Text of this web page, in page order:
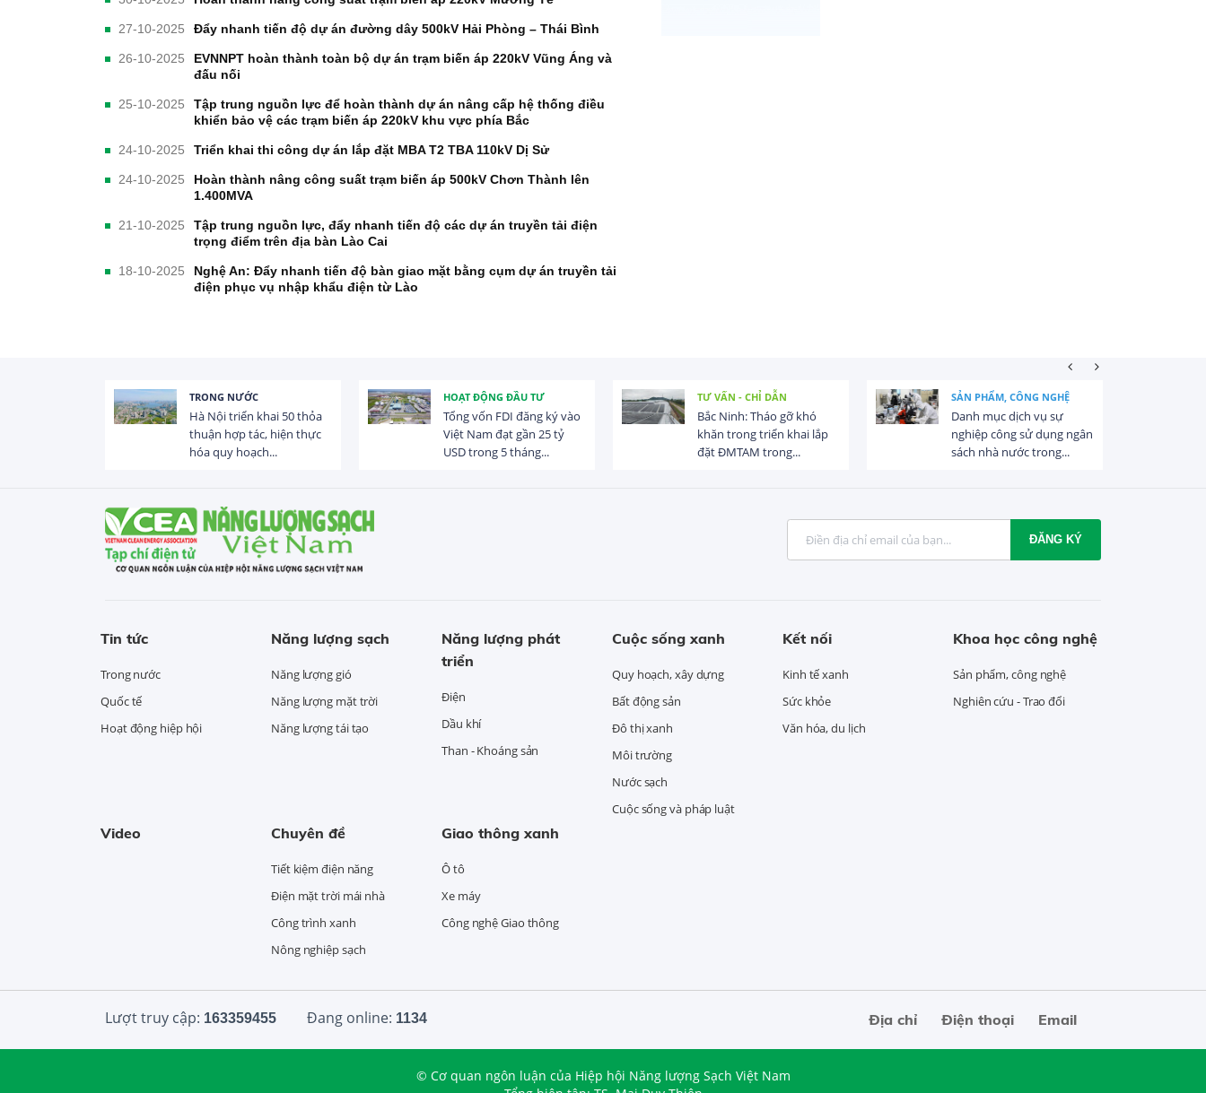
27-10-2025 Đẩy nhanh tiến độ dự án đường dây 500kV Hải Phòng – Thái Bình
26-10-2025
EVNNPT hoàn thành toàn bộ dự án trạm biến áp 220kV Vũng Áng và
đấu nối
25-10-2025
Tập trung nguồn lực để hoàn thành dự án nâng cấp hệ thống điều
khiển bảo vệ các trạm biến áp 220kV khu vực phía Bắc
24-10-2025 Triển khai thi công dự án lắp đặt MBA T2 TBA 110kV Dị Sử
24-10-2025
Hoàn thành nâng công suất trạm biến áp 500kV Chơn Thành lên
1.400MVA
21-10-2025
Tập trung nguồn lực, đẩy nhanh tiến độ các dự án truyền tải điện
trọng điểm trên địa bàn Lào Cai
18-10-2025
Nghệ An: Đẩy nhanh tiến độ bàn giao mặt bằng cụm dự án truyền tải
điện phục vụ nhập khẩu điện từ Lào
TRONG NƯỚC
Hà Nội triển khai 50 thỏa
thuận hợp tác, hiện thực
hóa quy hoạch...
HOẠT ĐỘNG ĐẦU TƯ
Tổng vốn FDI đăng ký vào
Việt Nam đạt gần 25 tỷ
USD trong 5 tháng...
TƯ VẤN - CHỈ DẪN
Bắc Ninh: Tháo gỡ khó
khăn trong triển khai lắp
đặt ĐMTAM trong...
SẢN PHẨM, CÔNG NGHỆ
Danh mục dịch vụ sự
nghiệp công sử dụng ngân
sách nhà nước trong...
ĐĂNG KÝ
Tin tức
Trong nước
Quốc tế
Hoạt động hiệp hội
Năng lượng sạch
Năng lượng gió
Năng lượng mặt trời
Năng lượng tái tạo
Năng lượng phát
triển
Điện
Dầu khí
Than - Khoáng sản
Cuộc sống xanh
Quy hoạch, xây dựng
Bất động sản
Đô thị xanh
Môi trường
Nước sạch
Cuộc sống và pháp luật
Kết nối
Kinh tế xanh
Sức khỏe
Văn hóa, du lịch
Khoa học công nghệ
Sản phẩm, công nghệ
Nghiên cứu - Trao đổi
Video Chuyên đề
Tiết kiệm điện năng
Điện mặt trời mái nhà
Công trình xanh
Nông nghiệp sạch
Giao thông xanh
Ô tô
Xe máy
Công nghệ Giao thông
Lượt truy cập: 163359455 Đang online: 1134 Email
Điện thoại
Địa chỉ
© Cơ quan ngôn luận của Hiệp hội Năng lượng Sạch Việt Nam